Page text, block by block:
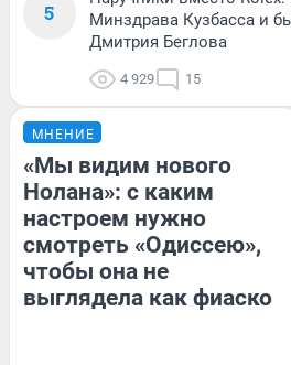
5
Минздрава Кузбасса и
Дмитрия Беглова
4 929 15
МНЕНИЕ
«Мы видим нового
Нолана»: с каким
настроем нужно
смотреть «Одиссею»,
чтобы она не
выглядела как фиаско